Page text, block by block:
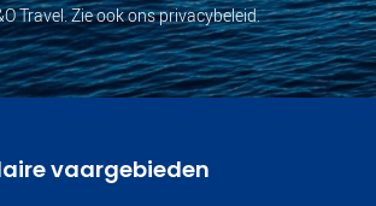
Travel. Zie ook ons privacybeleid.
vaargebieden